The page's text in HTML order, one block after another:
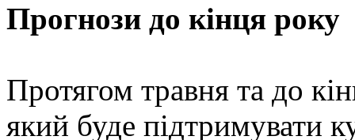
Прогнози до кінця року
Протягом травня та до
який буде підтримувати